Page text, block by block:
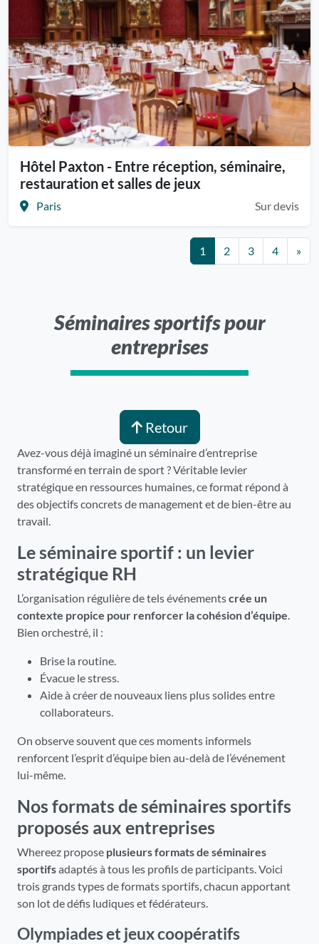
Séminaires sportifs pour
entreprises
Avez-vous déjà imaginé un séminaire d’entreprise
transformé en terrain de sport ? Véritable levier
stratégique en ressources humaines, ce format répond à
des objectifs concrets de management et de bien-être au
travail.
Le séminaire sportif : un levier
stratégique RH
L’organisation régulière de tels événementscrée un
contexte propice pour renforcer la cohésion d’équipe.
Bien orchestré, il :
Brise la routine.
Évacue le stress.
Aide à créer de nouveaux liens plus solides entre
collaborateurs.
On observe souvent que ces moments informels
renforcent l’esprit d’équipe bien au-delà de l’événement
lui-même.
Nos formats de séminaires sportifs
proposés aux entreprises
Whereez propose plusieurs formats de séminaires
sportifsadaptés à tous les profils de participants. Voici
trois grands types de formats sportifs, chacun apportant
son lot de défis ludiques et fédérateurs.
Olympiades et jeux coopératifs
Retour
Hôtel Paxton - Entre réception, séminaire,
restauration et salles de jeux
Paris Sur devis
1 2 3 4 »